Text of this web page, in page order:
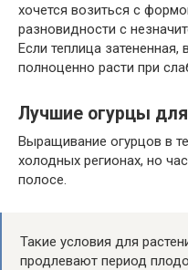
хочется возиться с
разновидности с
Если теплица
полноценно расти при
Лучшие огурцы
Выращивание огурцов в
холодных регионах, но
полосе.
Такие условия для
продлевают период